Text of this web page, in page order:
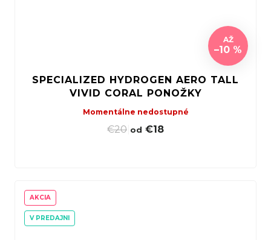
AŽ
–10 %
SPECIALIZED HYDROGEN AERO TALL
VIVID CORAL PONOŽKY
Momentálne nedostupné
€20 od €18
AKCIA
V PREDAJNI